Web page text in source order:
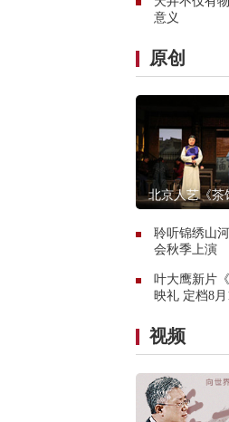
意义
原创
北京人艺《茶
聆听锦绣山
会秋季上演
叶大鹰新片
映礼 定档8月
视频